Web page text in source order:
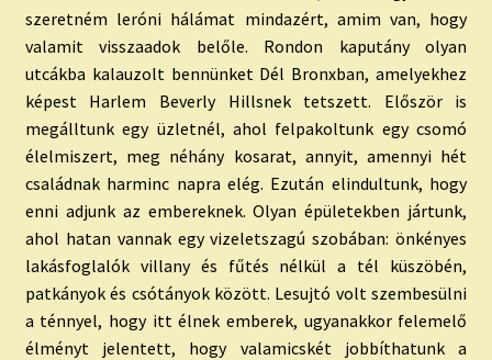
szeretném leróni hálámat mindazért, amim van, hogy
valamit visszaadok belőle. Rondon kaputány olyan
utcákba kalauzolt bennünket Dél Bronxban, amelyekhez
képest Harlem Beverly Hillsnek tetszett. Először is
megálltunk egy üzletnél, ahol felpakoltunk egy csomó
élelmiszert, meg néhány kosarat, annyit, amennyi hét
családnak harminc napra elég. Ezután elindultunk, hogy
enni adjunk az embereknek. Olyan épületekben jártunk,
ahol hatan vannak egy vizeletszagú szobában: önkényes
lakásfoglalók villany és fűtés nélkül a tél küszöbén,
patkányok és csótányok között. Lesujtó volt szembesülni
a ténnyel, hogy itt élnek emberek, ugyanakkor felemelő
élményt jelentett, hogy valamicskét jobbíthatunk a